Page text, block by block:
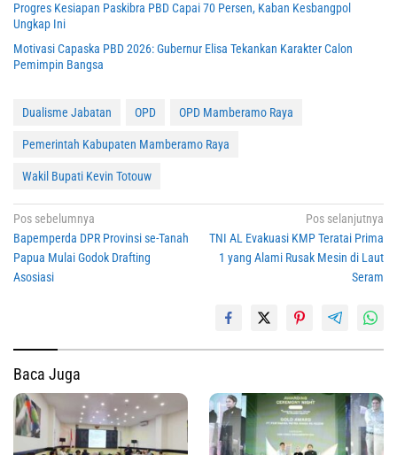
Progres Kesiapan Paskibra PBD Capai 70 Persen, Kaban Kesbangpol
Ungkap Ini
Motivasi Capaska PBD 2026: Gubernur Elisa Tekankan Karakter Calon
Pemimpin Bangsa
Dualisme Jabatan OPD OPD Mamberamo Raya
Pemerintah Kabupaten Mamberamo Raya
Wakil Bupati Kevin Totouw
Navigasi
pos
Pos sebelumnya
Bapemperda DPR Provinsi se-Tanah
Papua Mulai Godok Drafting
Asosiasi
Pos selanjutnya
TNI AL Evakuasi KMP Teratai Prima
1 yang Alami Rusak Mesin di Laut
Seram
Baca Juga